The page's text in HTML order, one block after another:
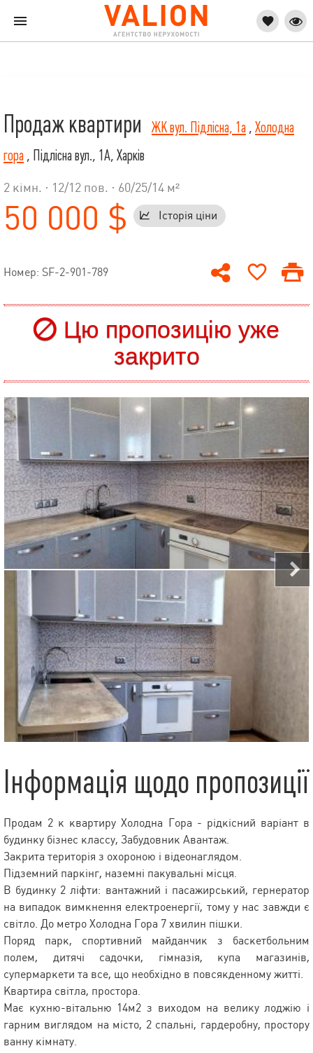
Продаж квартири ЖК вул. Підлісна, 1а , Холодна
гора , Підлісна вул., 1А, Харків
2 кімн. · 12/12 пов. · 60/25/14 м²
50 000 $ Історія ціни
Номер: SF-2-901-789
Цю пропозицію уже
закрито
Інформація щодо пропозиції
Продам 2 к квартиру Холодна Гора - рідкісний варіант в
будинку бізнес классу, Забудовник Авантаж.
Закрита територія з охороною і відеонаглядом.
Підземний паркінг, наземні пакувальні місця.
В будинку 2 ліфти: вантажний і пасажирський, гернератор
на випадок вимкнення електроенергії, тому у нас завжди є
світло. До метро Холодна Гора 7 хвилин пішки.
Поряд парк, спортивний майданчик з баскетбольним
полем, дитячі садочки, гімназія, купа магазинів,
супермаркети та все, що необхідно в повсякденному житті.
Квартира світла, простора.
Має кухню-вітальню 14м2 з виходом на велику лоджію і
гарним виглядом на місто, 2 спальні, гардеробну, простору
ванну кімнату.